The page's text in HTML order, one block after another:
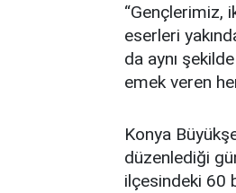
“Gençlerimiz,
eserleri
da aynı
emek veren
Konya
düzenlediği
ilçesindeki 60